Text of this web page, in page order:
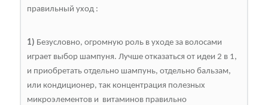
правильный уход :
1) Безусловно, огромную роль в уходе за волосами
играет выбор шампуня. Лучше отказаться от идеи 2 в 1,
и приобретать отдельно шампунь, отдельно бальзам,
или кондиционер, так концентрация полезных
микроэлементов и витаминов правильно